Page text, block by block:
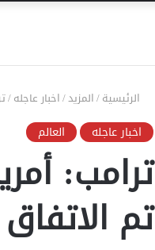
الرئيسية/المزيد/اخبار عاجله/
اخبار عاجله العالم
ترامب:
تم